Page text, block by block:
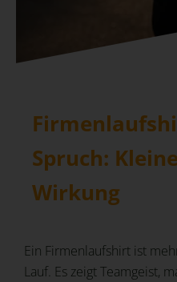
Spruch:
Wirkung
Ein Firmenlaufshirt ist
Lauf. Es zeigt Teamgeist,